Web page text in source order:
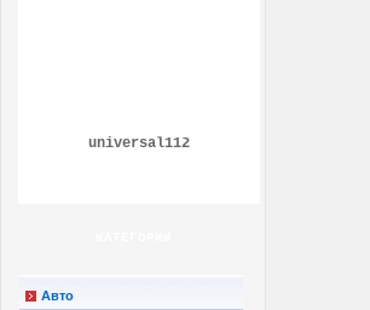
universal112
Авто